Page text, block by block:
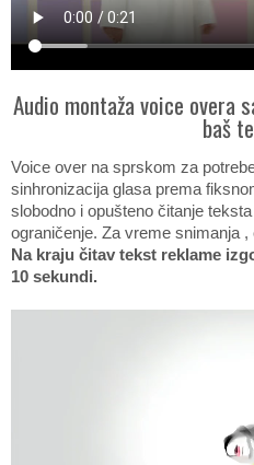
Audio montaža voice overa
baš
Voice over na sprskom za
sinhronizacija glasa prema
slobodno i opušteno čitanje
ograničenje. Za vreme snimanja
Na kraju čitav tekst reklame
10 sekundi.